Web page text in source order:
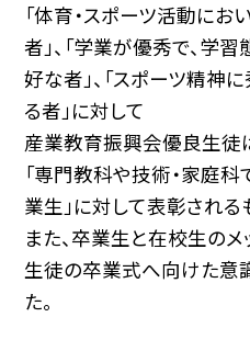
「体育・スポーツ活動にお
者」、「学業が優秀で、学
好な者」、「スポーツ精神
る者」に対して
産業教育振興会優良生徒
「専門教科や技術・家庭
業生」に対して表彰される
また、卒業生と在校生の
生徒の卒業式へ向けた意
た。